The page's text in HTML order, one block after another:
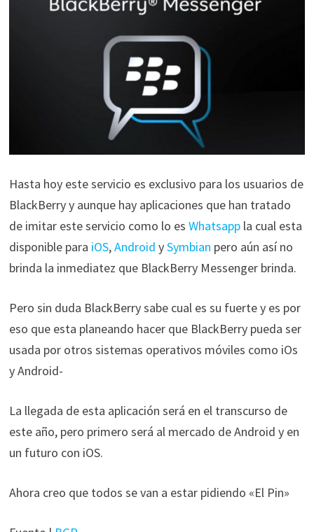
Hasta hoy este servicio es exclusivo para los usuarios de
BlackBerry y aunque hay aplicaciones que han tratado
de imitar este servicio como lo es Whatsappla cual esta
disponible para iOS,Android ySymbian pero aún así no
brinda la inmediatez que BlackBerry Messenger brinda.
Pero sin duda BlackBerry sabe cual es su fuerte y es por
eso que esta planeando hacer que BlackBerry pueda ser
usada por otros sistemas operativos móviles como iOs
y Android-
La llegada de esta aplicación será en el transcurso de
este año, pero primero será al mercado de Android y en
un futuro con iOS.
Ahora creo que todos se van a estar pidiendo «El Pin»